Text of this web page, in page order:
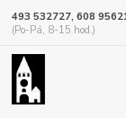
493 532727, 608
(Po-Pá, 8-15 hod.)